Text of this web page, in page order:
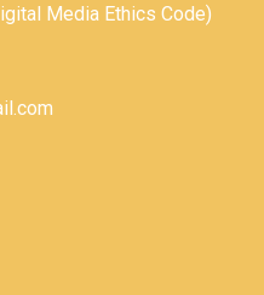
Media Ethics Code)